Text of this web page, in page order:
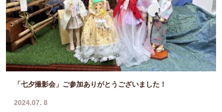
「七夕撮影会」ご参加ありがとうございました！
2024.07. 8